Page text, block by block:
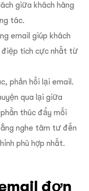
giữa khách hàng
tác.
email giúp khách
điệp tích cực nhất từ
phản hồi lại email.
qua lại giữa
thúc đẩy mối
nghe tâm tư đến
phù hợp nhất.
đơn